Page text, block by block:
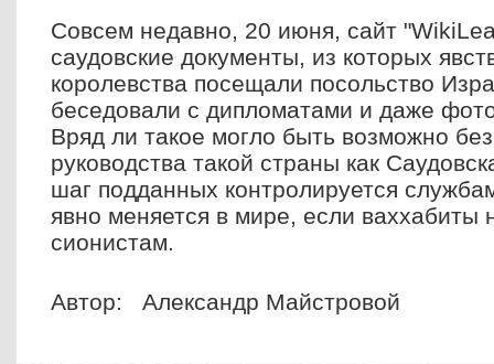
Совсем недавно, 20 июня, сайт
саудовские документы, из которых
королевства посещали посольство
беседовали с дипломатами и даже
Вряд ли такое могло быть возможно
руководства такой страны как
шаг подданных контролируется
явно меняется в мире, если ваххабиты
сионистам.
Автор: Александр Майстровой